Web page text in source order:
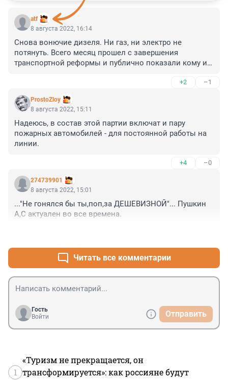
atf
8 августа 2022, 16:14
Снова вонючие дизеля. Ни газ, ни электро не
потянуть. Всего месяц прошел с завершения
транспортной реформы и публично показали кому и
+2 –1
ProstoZloy
8 августа 2022, 15:11
Надеюсь, в состав этой партии включат и пару
пожарных автомобилей - для постоянной работы на
линии.
+4 –0
274739901
8 августа 2022, 15:01
..."Не гонялся бы ты,поп,за ДЕШЕВИЗНОЙ"... Пушкин
А,С актуален во все времена.
Читать все комментарии
Гость
Войти
Отправить
1
«Туризм не прекращается, он
трансформируется»: как россияне будут